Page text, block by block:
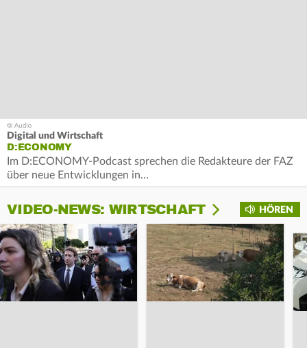
Digital und Wirtschaft
D:ECONOMY
Im D:ECONOMY-Podcast sprechen die Redakteure der FAZ
über neue Entwicklungen in…
HÖREN
VIDEO-NEWS: WIRTSCHAFT